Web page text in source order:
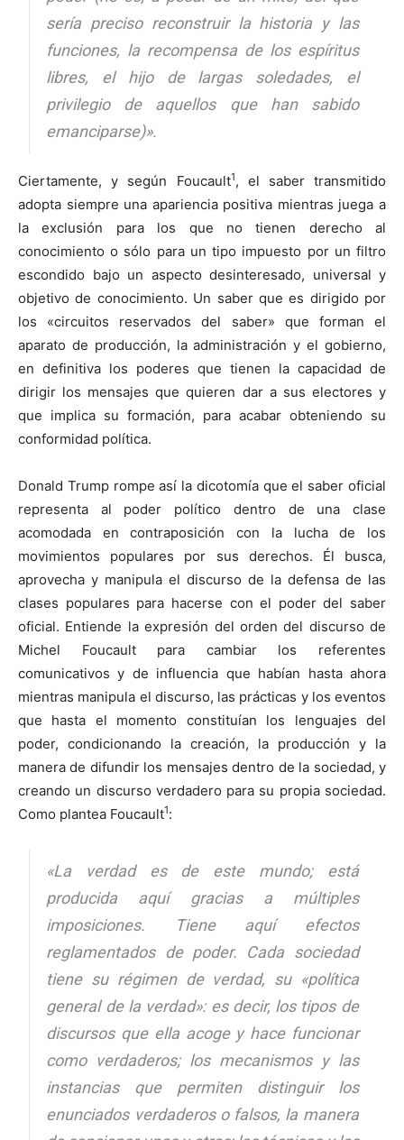
sería preciso reconstruir la historia y las
funciones, la recompensa de los espíritus
libres, el hijo de largas soledades, el
privilegio de aquellos que han sabido
emanciparse)».
Ciertamente, y según Foucault1, el saber transmitido
adopta siempre una apariencia positiva mientras juega a
la exclusión para los que no tienen derecho al
conocimiento o sólo para un tipo impuesto por un filtro
escondido bajo un aspecto desinteresado, universal y
objetivo de conocimiento. Un saber que es dirigido por
los «circuitos reservados del saber» que forman el
aparato de producción, la administración y el gobierno,
en definitiva los poderes que tienen la capacidad de
dirigir los mensajes que quieren dar a sus electores y
que implica su formación, para acabar obteniendo su
conformidad política.
Donald Trump rompe así la dicotomía que el saber oficial
representa al poder político dentro de una clase
acomodada en contraposición con la lucha de los
movimientos populares por sus derechos. Él busca,
aprovecha y manipula el discurso de la defensa de las
clases populares para hacerse con el poder del saber
oficial. Entiende la expresión del orden del discurso de
Michel Foucault para cambiar los referentes
comunicativos y de influencia que habían hasta ahora
mientras manipula el discurso, las prácticas y los eventos
que hasta el momento constituían los lenguajes del
poder, condicionando la creación, la producción y la
manera de difundir los mensajes dentro de la sociedad, y
creando un discurso verdadero para su propia sociedad.
Como plantea Foucault1:
«La verdad es de este mundo; está
producida aquí gracias a múltiples
imposiciones. Tiene aquí efectos
reglamentados de poder. Cada sociedad
tiene su régimen de verdad, su «política
general de la verdad»: es decir, los tipos de
discursos que ella acoge y hace funcionar
como verdaderos; los mecanismos y las
instancias que permiten distinguir los
enunciados verdaderos o falsos, la manera